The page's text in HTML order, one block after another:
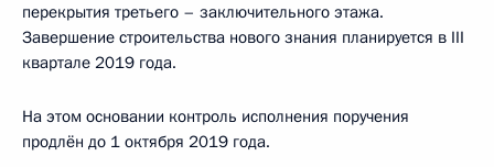
перекрытия третьего – заключительного этажа.
Завершение строительства нового знания планируется в III
квартале 2019 года.
На этом основании контроль исполнения поручения
продлён до 1 октября 2019 года.